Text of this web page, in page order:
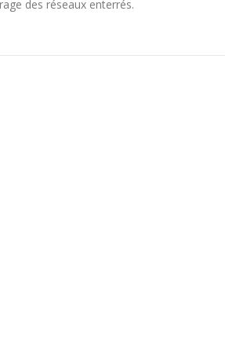
des réseaux enterrés.